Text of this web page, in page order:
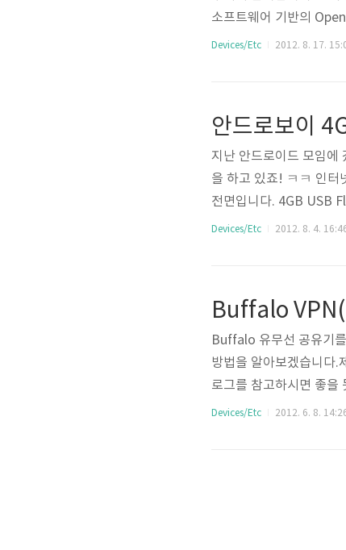
소프트웨어 기반의
를 보게 되었습니다. 리
제..
Devices/Etc 2012. 8. 17.
안드로보이
지난 안드로이드 모임에
을 하고 있죠! ㅋㅋ 인터
전면입니다. 4GB USB
에는 간단한 USB 정보
Devices/Etc 2012. 8. 4.
Buffalo 유무선 공유기
방법을 알아보겠습니다
로그를 참고하시면 좋
(Virtual private
it.thdev.net/LCkNAw
Devices/Etc 2012. 6. 8.